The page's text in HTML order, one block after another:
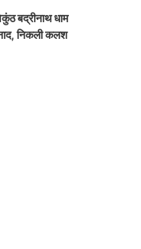
बद्रीनाथ धाम
निकली कलश